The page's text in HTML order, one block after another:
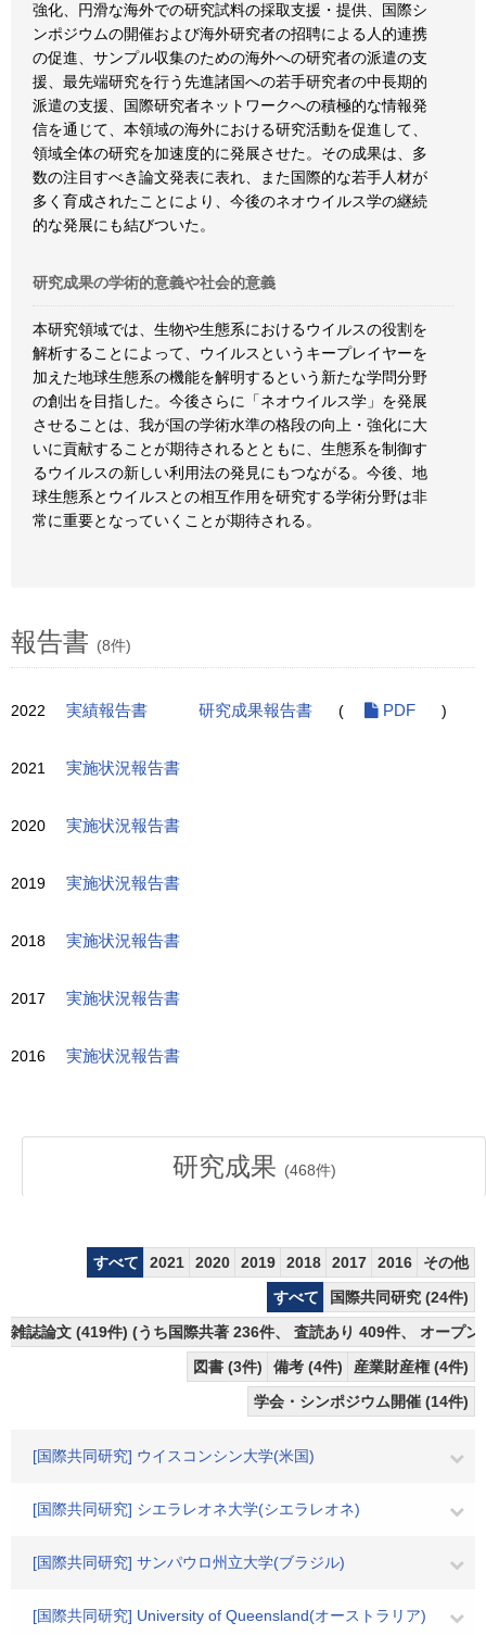
強化、円滑な海外での研究試料の採取支援・提供、国際シ
ンポジウムの開催および海外研究者の招聘による人的連携
の促進、サンプル収集のための海外への研究者の派遣の支
援、最先端研究を行う先進諸国への若手研究者の中長期的
派遣の支援、国際研究者ネットワークへの積極的な情報発
信を通じて、本領域の海外における研究活動を促進して、
領域全体の研究を加速度的に発展させた。その成果は、多
数の注目すべき論文発表に表れ、また国際的な若手人材が
多く育成されたことにより、今後のネオウイルス学の継続
的な発展にも結びついた。
研究成果の学術的意義や社会的意義
本研究領域では、生物や生態系におけるウイルスの役割を
解析することによって、ウイルスというキープレイヤーを
加えた地球生態系の機能を解明するという新たな学問分野
の創出を目指した。今後さらに「ネオウイルス学」を発展
させることは、我が国の学術水準の格段の向上・強化に大
いに貢献することが期待されるとともに、生態系を制御す
るウイルスの新しい利用法の発見にもつながる。今後、地
球生態系とウイルスとの相互作用を研究する学術分野は非
常に重要となっていくことが期待される。
報告書 (8件)
2022 実績報告書 研究成果報告書 ( PDF )
2021 実施状況報告書
2020 実施状況報告書
2019 実施状況報告書
2018 実施状況報告書
2017 実施状況報告書
2016 実施状況報告書
研究成果 (468件)
すべて 2021 2020 2019 2018 2017 2016
その他
すべて
国際共同研究 (24件)
雑誌論文 (419件) (うち国際共著 236件、 査読あり 409件、 オープン
図書 (3件)
備考 (4件)
産業財産権 (4件)
学会・シンポジウム開催 (14件)
[国際共同研究] ウイスコンシン大学(米国)
[国際共同研究] シエラレオネ大学(シエラレオネ)
[国際共同研究] サンパウロ州立大学(ブラジル)
[国際共同研究] University of Queensland(オーストラリア)